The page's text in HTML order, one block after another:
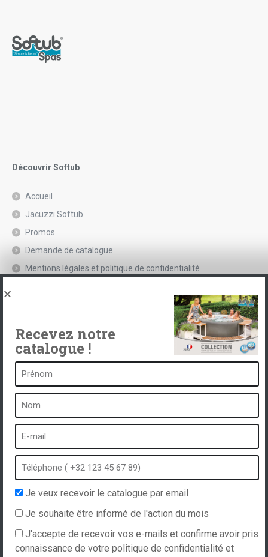
Découvrir Softub
Accueil
Jacuzzi Softub
Promos
Demande de catalogue
Mentions légales et politique de confidentialité
Qu’est-ce qu’un spa ?
Bain à bulles
Spa intérieur
Spa extérieur
Spa en hiver
Spa et hydrothérapie
Recevez notre
catalogue !
Je veux recevoir le catalogue par email
Je souhaite être informé de l'action du mois
J'accepte de recevoir vos e-mails et confirme avoir pris
connaissance de votre politique de confidentialité et